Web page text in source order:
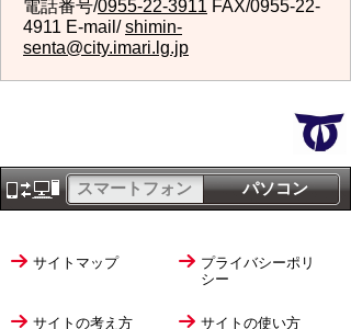
電話番号/0955-22-3911 FAX/0955-22-
4911 E-mail/shimin-
senta@city.imari.lg.jp
パソコン
スマートフォン
サイトマップ
プライバシーポリ
シー
サイトの考え方 サイトの使い方